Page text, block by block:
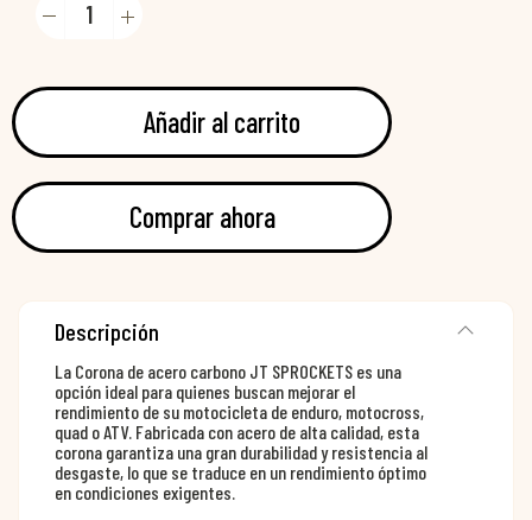
Añadir al carrito
Comprar ahora
Descripción
La Corona de acero carbono JT SPROCKETS es una
opción ideal para quienes buscan mejorar el
rendimiento de su motocicleta de enduro, motocross,
quad o ATV. Fabricada con acero de alta calidad, esta
corona garantiza una gran durabilidad y resistencia al
desgaste, lo que se traduce en un rendimiento óptimo
en condiciones exigentes.